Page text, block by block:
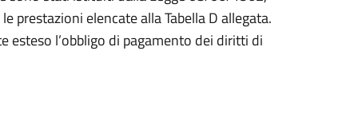
prestazioni elencate alla Tabella D allegata.
esteso l’obbligo di pagamento dei diritti di